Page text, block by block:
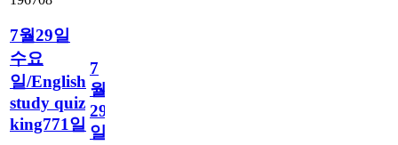
7월29일
수요
일/English
study quiz
king771일
7
월
29
일